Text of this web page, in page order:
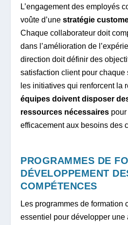
L’engagement des employés
voûte d’unestratégie
Chaque collaborateur doit
dans l’amélioration de
direction doit définir des
satisfaction client pour chaque
les initiatives qui renforcent la
équipes doivent disposer
ressources nécessaires
efficacement aux besoins des
PROGRAMMES DE
DÉVELOPPEMENT
COMPÉTENCES
Les programmes de formation
essentiel pour développer une